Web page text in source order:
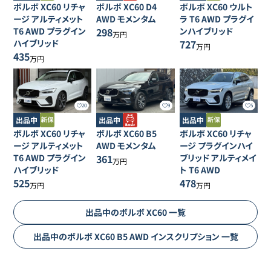
ボルボXC60 リチャ
ージ アルティメット
T6 AWD プラグイン
ハイブリッド
435万円
ボルボXC60 D4
AWD モメンタム
298万円
ボルボXC60 ウルト
ラ T6 AWD プラグイ
ンハイブリッド
727万円
20
出品中
ボルボXC60 リチャ
ージ アルティメット
T6 AWD プラグイン
ハイブリッド
525万円
9
出品中
ボルボXC60 B5
AWD モメンタム
361万円
5
出品中
ボルボXC60 リチャ
ージ プラグインハイ
ブリッド アルティメイ
ト T6 AWD
478万円
出品中のボルボXC60一覧
出品中のボルボXC60 B5 AWD インスクリプション 一覧